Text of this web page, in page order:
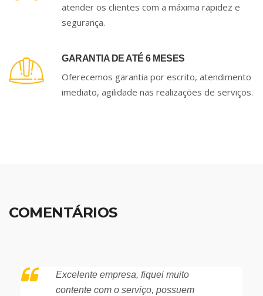
atender os clientes com a máxima rapidez e
segurança.
GARANTIA DE ATÉ 6 MESES
Oferecemos garantia por escrito, atendimento
imediato, agilidade nas realizações de serviços.
COMENTÁRIOS
Excelente empresa, fiquei muito
contente com o serviço, possuem